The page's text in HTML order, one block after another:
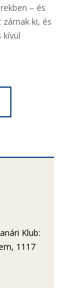
– és
ki, és
kívül
Klub:
1117